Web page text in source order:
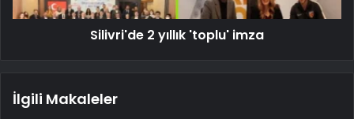
Silivri'de 2 yıllık 'toplu' imza
İlgili Makaleler